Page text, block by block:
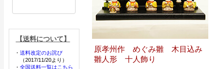
【送料について】
・ 送料改定のお詫び
（2017/11/20より）
・ 全国送料一覧はこちら
原孝州作 めぐみ雛 木目込み
雛人形 十人飾り